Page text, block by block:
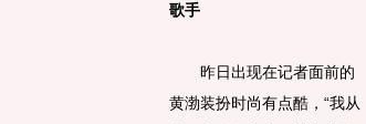
歌手
昨日出现在记者面前的
黄渤装扮时尚有点酷，“我从